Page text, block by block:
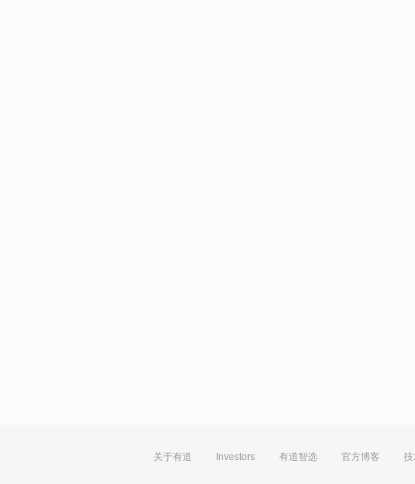
关于有道 Investors 有道智选 官方博客 技